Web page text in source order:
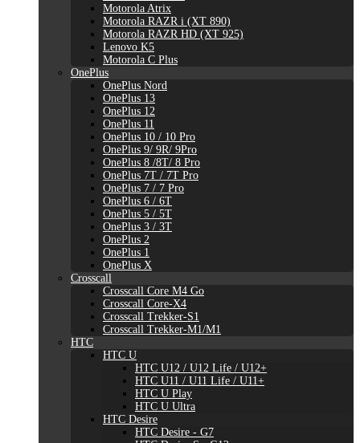
Motorola Atrix
Motorola RAZR i (XT 890)
Motorola RAZR HD (XT 925)
Lenovo K5
Motorola C Plus
OnePlus
OnePlus Nord
OnePlus 13
OnePlus 12
OnePlus 11
OnePlus 10 / 10 Pro
OnePlus 9/ 9R/ 9Pro
OnePlus 8 /8T/ 8 Pro
OnePlus 7T / 7T Pro
OnePlus 7 / 7 Pro
OnePlus 6 / 6T
OnePlus 5 / 5T
OnePlus 3 / 3T
OnePlus 2
OnePlus 1
OnePlus X
Crosscall
Crosscall Core M4 Go
Crosscall Core-X4
Crosscall Trekker-S1
Crosscall Trekker-M1/M1
HTC
HTC U
HTC U12 / U12 Life / U12+
HTC U11 / U11 Life / U11+
HTC U Play
HTC U Ultra
HTC Desire
HTC Desire - G7